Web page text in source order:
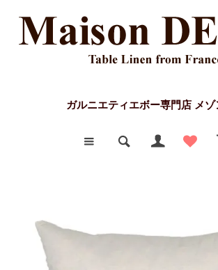
ガルニエティエボー専門店 メゾ